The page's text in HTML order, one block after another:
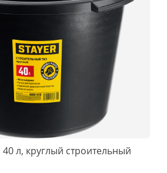
40 л, круглый строительный